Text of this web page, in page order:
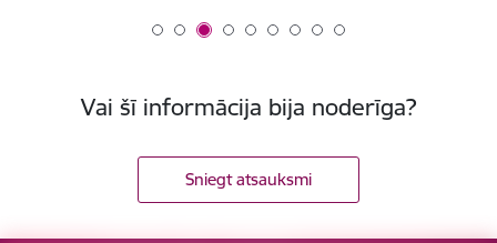
Vai šī informācija bija noderīga?
Sniegt atsauksmi